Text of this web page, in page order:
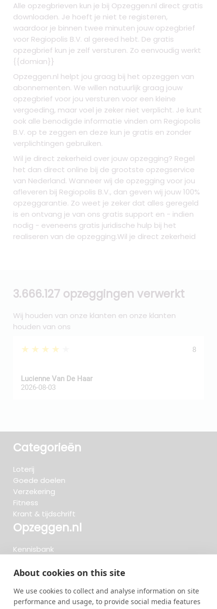
About cookies on this site
We use cookies to collect and analyse information on site
performance and usage, to provide social media features
Alle opzegbrieven kun je bij Opzeggen.nl direct gratis
downloaden. Je hoeft je niet te registeren,
waardoor je binnen twee minuten jouw opzegbrief
voor Regiopolis B.V. al gereed hebt. De gratis
opzegbrief kun je zelf versturen. Zo eenvoudig werkt
{{domian}}
Opzeggen.nl helpt jou graag bij het opzeggen van
abonnementen. We willen natuurlijk graag jouw
opzegbrief voor jou versturen voor een kleine
vergoeding, maar voel je zeker niet verplicht. Je kunt
ook alle benodigde informatie vinden om Regiopolis
B.V. op te zeggen en deze kun je gratis en zonder
verplichtingen gebruiken.
Wil je direct zekerheid over jouw opzegging? Regel
het dan direct online bij de grootste opzegservice
van Nederland. Wanneer wij de opzegging voor jou
afleveren bij Regiopolis B.V., dan geven wij jouw 100%
opzeggarantie. Zo weet je zeker dat alles geregeld
is en ontvang je van ons gratis support en - indien
nodig - eveneens gratis juridische hulp bij het
realiseren van de opzegging.Wil je direct zekerheid
3.666.127 opzeggingen verwerkt
Wij houden van onze klanten en onze klanten
houden van ons
★★★★★ 8
Lucienne Van De Haar
2026-08-03
Categorieën
Loterij
Goede doelen
Verzekering
Fitness
Krant & tijdschrift
Opzeggen.nl
Kennisbank
Beoordelingen
Meteen opzeggen